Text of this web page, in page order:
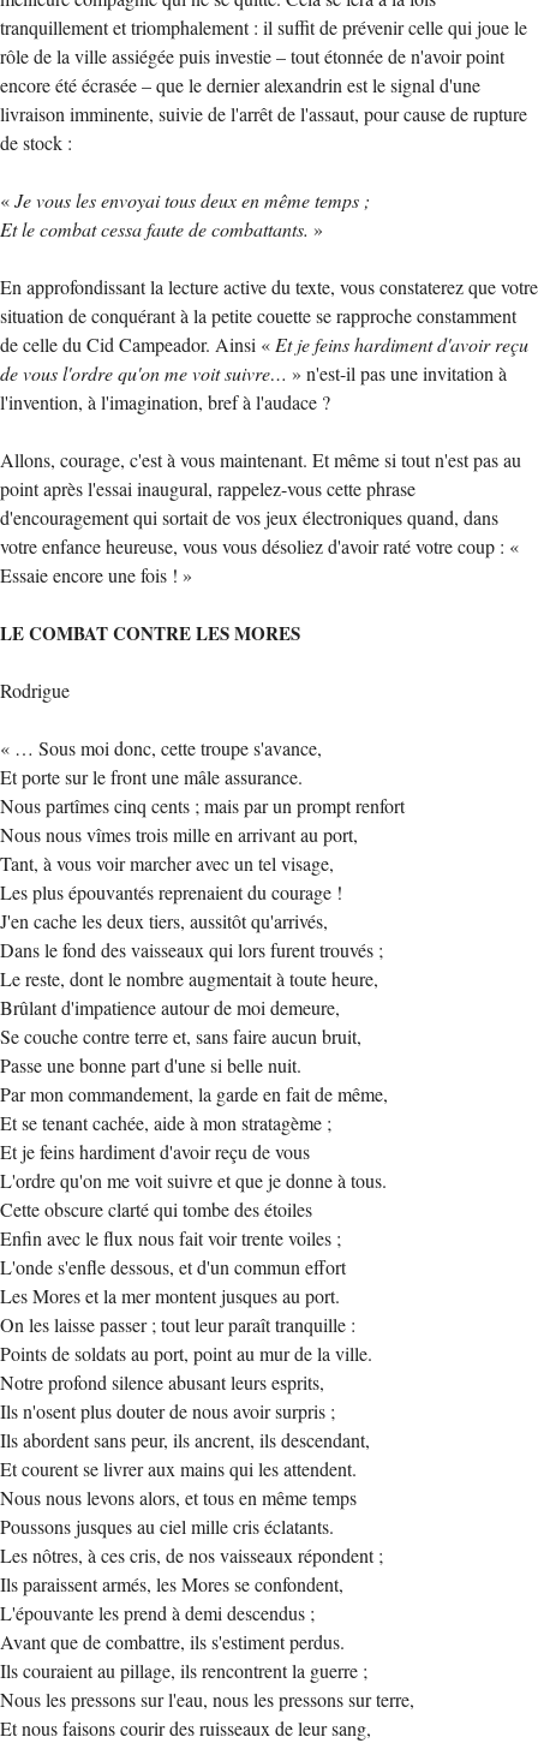
tranquillement et triomphalement : il suffit de prévenir celle qui joue le
rôle de la ville assiégée puis investie – tout étonnée de n'avoir point
encore été écrasée – que le dernier alexandrin est le signal d'une
livraison imminente, suivie de l'arrêt de l'assaut, pour cause de rupture
de stock :
«Je vous les envoyai tous deux en même temps ;
Et le combat cessa faute de combattants. »
En approfondissant la lecture active du texte, vous constaterez que votre
situation de conquérant à la petite couette se rapproche constamment
de celle du Cid Campeador. Ainsi «Et je feins hardiment d'avoir reçu
de vous l'ordre qu'on me voit suivre… » n'est-il pas une invitation à
l'invention, à l'imagination, bref à l'audace ?
Allons, courage, c'est à vous maintenant. Et même si tout n'est pas au
point après l'essai inaugural, rappelez-vous cette phrase
d'encouragement qui sortait de vos jeux électroniques quand, dans
votre enfance heureuse, vous vous désoliez d'avoir raté votre coup : «
Essaie encore une fois ! »
LE COMBAT CONTRE LES MORES
Rodrigue
« … Sous moi donc, cette troupe s'avance,
Et porte sur le front une mâle assurance.
Nous partîmes cinq cents ; mais par un prompt renfort
Nous nous vîmes trois mille en arrivant au port,
Tant, à vous voir marcher avec un tel visage,
Les plus épouvantés reprenaient du courage !
J'en cache les deux tiers, aussitôt qu'arrivés,
Dans le fond des vaisseaux qui lors furent trouvés ;
Le reste, dont le nombre augmentait à toute heure,
Brûlant d'impatience autour de moi demeure,
Se couche contre terre et, sans faire aucun bruit,
Passe une bonne part d'une si belle nuit.
Par mon commandement, la garde en fait de même,
Et se tenant cachée, aide à mon stratagème ;
Et je feins hardiment d'avoir reçu de vous
L'ordre qu'on me voit suivre et que je donne à tous.
Cette obscure clarté qui tombe des étoiles
Enfin avec le flux nous fait voir trente voiles ;
L'onde s'enfle dessous, et d'un commun effort
Les Mores et la mer montent jusques au port.
On les laisse passer ; tout leur paraît tranquille :
Points de soldats au port, point au mur de la ville.
Notre profond silence abusant leurs esprits,
Ils n'osent plus douter de nous avoir surpris ;
Ils abordent sans peur, ils ancrent, ils descendant,
Et courent se livrer aux mains qui les attendent.
Nous nous levons alors, et tous en même temps
Poussons jusques au ciel mille cris éclatants.
Les nôtres, à ces cris, de nos vaisseaux répondent ;
Ils paraissent armés, les Mores se confondent,
L'épouvante les prend à demi descendus ;
Avant que de combattre, ils s'estiment perdus.
Ils couraient au pillage, ils rencontrent la guerre ;
Nous les pressons sur l'eau, nous les pressons sur terre,
Et nous faisons courir des ruisseaux de leur sang,